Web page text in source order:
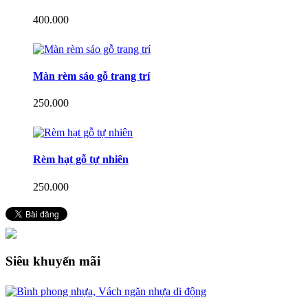
400.000
Màn rèm sáo gỗ trang trí
250.000
Rèm hạt gỗ tự nhiên
250.000
Siêu khuyến mãi